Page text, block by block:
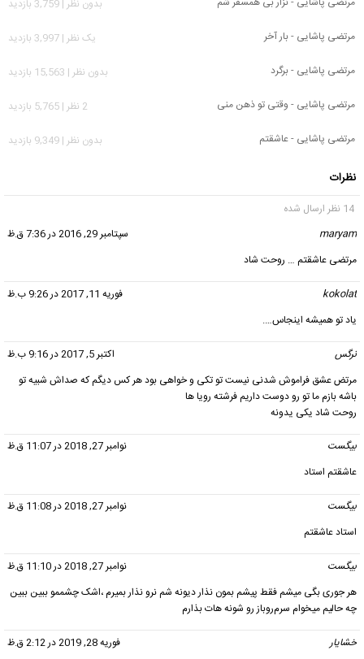
بدون نظر | 3,759 بازدید
مرتضی پاشایی - بار آخر
يک نظر | 3,997 بازدید
مرتضی پاشایی - برگرد
بدون نظر | 15,563 بازدید
مرتضی پاشایی - وقتی تو ذهن منی
2 نظر | 5,765 بازدید
مرتضی پاشایی - عاشقتم
بدون نظر | 9,349 بازدید
نظرات
14 نظر ارسال شده
maryam
سپتامبر 29, 2016 در 7:36 ق.ظ
مرتضی عاشقتم … روحت شاد
kokolat
فوریه 11, 2017 در 9:26 ب.ظ
یاد تو همیشه اینجاس….
نرگس
اکتبر 5, 2017 در 9:16 ب.ظ
مرتض عشق فراموش شدنی نیست تو تکی و خواهی بود هر کس دیگم که صداش شبیه تو
باشه بازم ما تو رو دوست داریم فرشته رویا ها
روحت شاد یکی یدونه
بیگست
نوامبر 27, 2018 در 11:07 ق.ظ
عاشقتم استاد
بیگست
نوامبر 27, 2018 در 11:08 ق.ظ
استاد عاشقتم
بیگست
نوامبر 27, 2018 در 11:10 ق.ظ
هر جوری بگی میشم فقط پیشم بمون نذار دیونه شم نرو نذار بمیرم ،اشک چشممو ببین ببین
چه حالیم میخوام سرم‌رو‌باز رو شونه هات بذارم
خشايار
فوریه 28, 2019 در 2:12 ق.ظ